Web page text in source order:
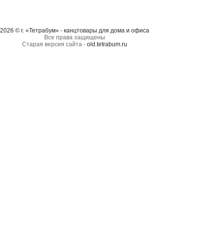
2026 © г. «Тетрабум» - канцтовары для дома и офиса
Все права защищены
Старая версия сайта - old.tetrabum.ru